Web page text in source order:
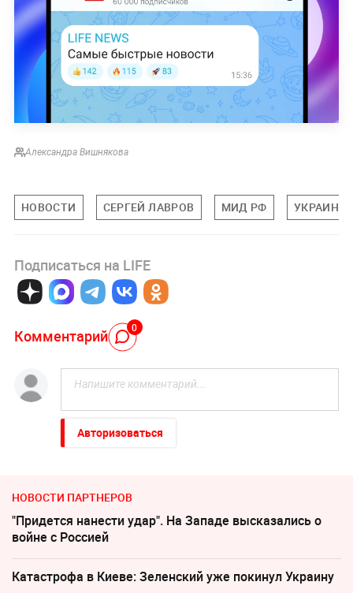
Александра Вишнякова
НОВОСТИ СЕРГЕЙ ЛАВРОВ МИД РФ УКРАИНА
Подписаться на LIFE
Комментарий 0
Авторизоваться
НОВОСТИ ПАРТНЕРОВ
"Придется нанести удар". На Западе высказались о
войне с Россией
Катастрофа в Киеве: Зеленский уже покинул Украину